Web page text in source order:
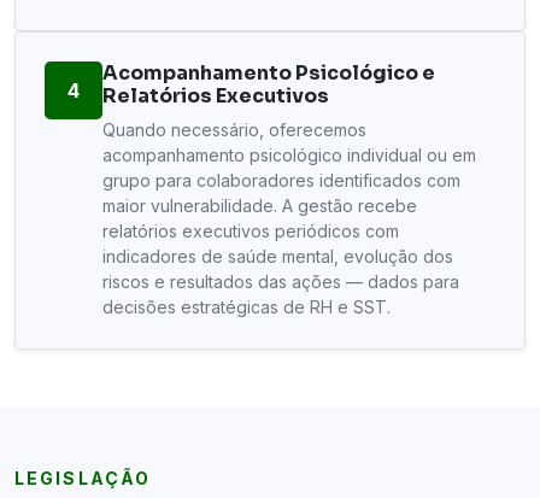
4
Acompanhamento Psicológico e
Relatórios Executivos
Quando necessário, oferecemos
acompanhamento psicológico individual ou em
grupo para colaboradores identificados com
maior vulnerabilidade. A gestão recebe
relatórios executivos periódicos com
indicadores de saúde mental, evolução dos
riscos e resultados das ações — dados para
decisões estratégicas de RH e SST.
LEGISLAÇÃO